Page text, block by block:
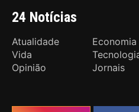
24 Notícias
Atualidade Economia
Vida
Opinião
Jornais